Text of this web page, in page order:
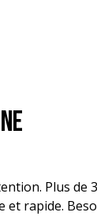
Plus de
rapide.